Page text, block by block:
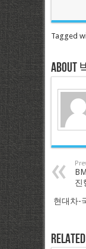
Tagged
About
진
현대차-